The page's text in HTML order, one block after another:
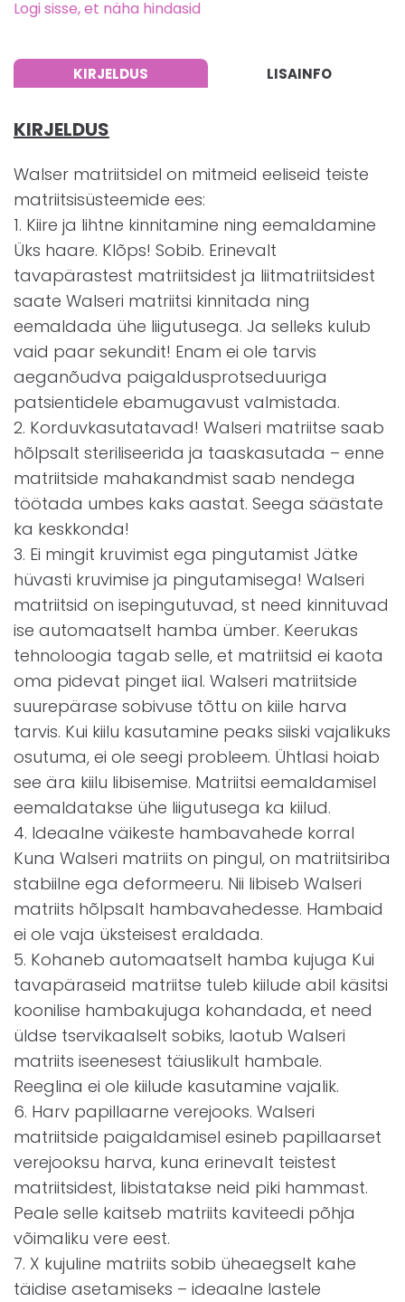
Logi sisse, et näha hindasid
KIRJELDUS LISAINFO
KIRJELDUS
Walser matriitsidel on mitmeid eeliseid teiste
matriitsisüsteemide ees:
1. Kiire ja lihtne kinnitamine ning eemaldamine
Üks haare. Klõps! Sobib. Erinevalt
tavapärastest matriitsidest ja liitmatriitsidest
saate Walseri matriitsi kinnitada ning
eemaldada ühe liigutusega. Ja selleks kulub
vaid paar sekundit! Enam ei ole tarvis
aeganõudva paigaldusprotseduuriga
patsientidele ebamugavust valmistada.
2. Korduvkasutatavad! Walseri matriitse saab
hõlpsalt steriliseerida ja taaskasutada – enne
matriitside mahakandmist saab nendega
töötada umbes kaks aastat. Seega säästate
ka keskkonda!
3. Ei mingit kruvimist ega pingutamist Jätke
hüvasti kruvimise ja pingutamisega! Walseri
matriitsid on isepingutuvad, st need kinnituvad
ise automaatselt hamba ümber. Keerukas
tehnoloogia tagab selle, et matriitsid ei kaota
oma pidevat pinget iial. Walseri matriitside
suurepärase sobivuse tõttu on kiile harva
tarvis. Kui kiilu kasutamine peaks siiski vajalikuks
osutuma, ei ole seegi probleem. Ühtlasi hoiab
see ära kiilu libisemise. Matriitsi eemaldamisel
eemaldatakse ühe liigutusega ka kiilud.
4. Ideaalne väikeste hambavahede korral
Kuna Walseri matriits on pingul, on matriitsiriba
stabiilne ega deformeeru. Nii libiseb Walseri
matriits hõlpsalt hambavahedesse. Hambaid
ei ole vaja üksteisest eraldada.
5. Kohaneb automaatselt hamba kujuga Kui
tavapäraseid matriitse tuleb kiilude abil käsitsi
koonilise hambakujuga kohandada, et need
üldse tservikaalselt sobiks, laotub Walseri
matriits iseenesest täiuslikult hambale.
Reeglina ei ole kiilude kasutamine vajalik.
6. Harv papillaarne verejooks. Walseri
matriitside paigaldamisel esineb papillaarset
verejooksu harva, kuna erinevalt teistest
matriitsidest, libistatakse neid piki hammast.
Peale selle kaitseb matriits kaviteedi põhja
võimaliku vere eest.
7. X kujuline matriits sobib üheaegselt kahe
täidise asetamiseks – ideaalne lastele